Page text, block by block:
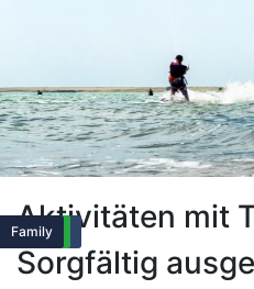
Aktivitäten mit
Sorgfältig
Exclusive
Family
Popular
Family
Popular
Family